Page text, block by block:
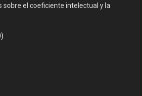
sobre el coeficiente intelectual y la